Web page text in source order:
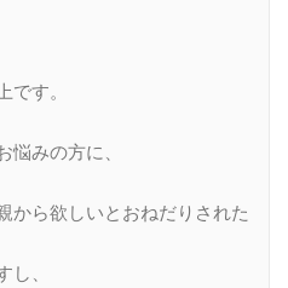
です。
悩みの方に、
から欲しいとおねだりされた
、